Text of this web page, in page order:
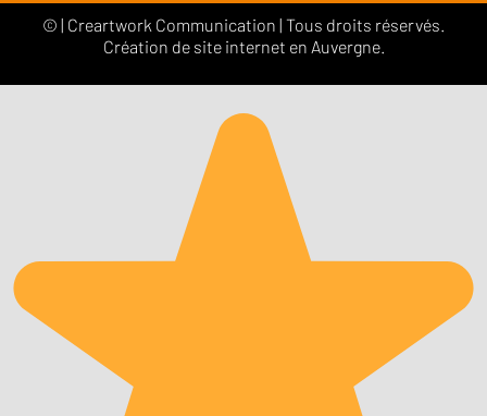
© | Creartwork Communication | Tous droits réservés.
Création de site internet en Auvergne.